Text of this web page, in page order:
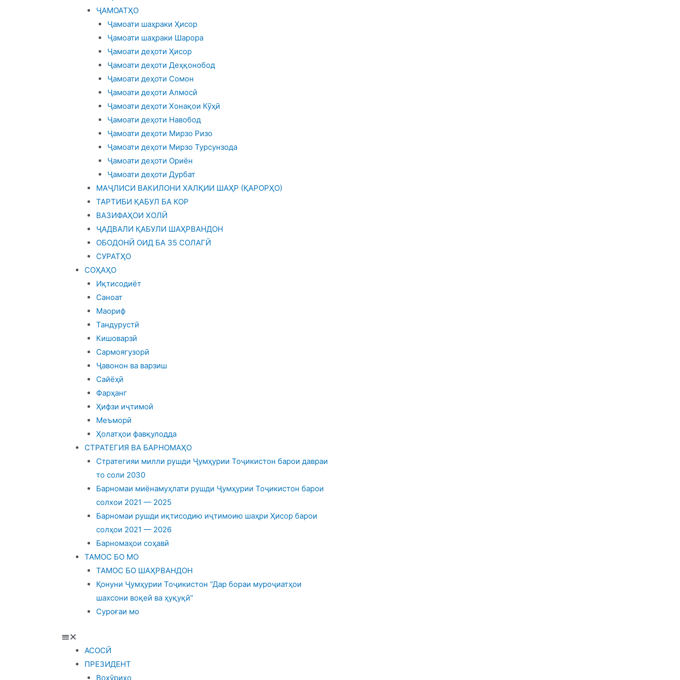
ҶАМОАТҲО
Ҷамоати шаҳраки Ҳисор
Ҷамоати шаҳраки Шарора
Ҷамоати деҳоти Ҳисор
Ҷамоати деҳоти Деҳқонобод
Ҷамоати деҳоти Сомон
Ҷамоати деҳоти Алмосӣ
Ҷамоати деҳоти Хонақои Кӯҳӣ
Ҷамоати деҳоти Навобод
Ҷамоати деҳоти Мирзо Ризо
Ҷамоати деҳоти Мирзо Турсунзода
Ҷамоати деҳоти Ориён
Ҷамоати деҳоти Дурбат
МАҶЛИСИ ВАКИЛОНИ ХАЛҚИИ ШАҲР (ҚАРОРҲО)
ТАРТИБИ ҚАБУЛ БА КОР
ВАЗИФАҲОИ ХОЛӢ
ҶАДВАЛИ ҚАБУЛИ ШАҲРВАНДОН
ОБОДОНӢ ОИД БА 35 СОЛАГӢ
СУРАТҲО
СОҲАҲО
Иқтисодиёт
Саноат
Маориф
Тандурустӣ
Кишоварзӣ
Сармоягузорӣ
Ҷавонон ва варзиш
Сайёҳӣ
Фарҳанг
Ҳифзи иҷтимоӣ
Меъморӣ
Ҳолатҳои фавқулодда
СТРАТЕГИЯ ВА БАРНОМАҲО
Стратегияи милли рушди Ҷумҳурии Тоҷикистон барои давраи
то соли 2030
Барномаи миёнамуҳлати рушди Ҷумҳурии Тоҷикистон барои
солхои 2021 — 2025
Барномаи рушди иқтисодию иҷтимоию шаҳри Ҳисор барои
солҳои 2021 — 2026
Барномаҳои соҳавӣ
ТАМОС БО МО
ТАМОС БО ШАҲРВАНДОН
Қонуни Ҷумҳурии Тоҷикистон “Дар бораи муроҷиатҳои
шахсони воқеӣ ва ҳуқуқӣ”
Суроғаи мо
АСОСӢ
ПРЕЗИДЕНТ
Вохӯриҳо